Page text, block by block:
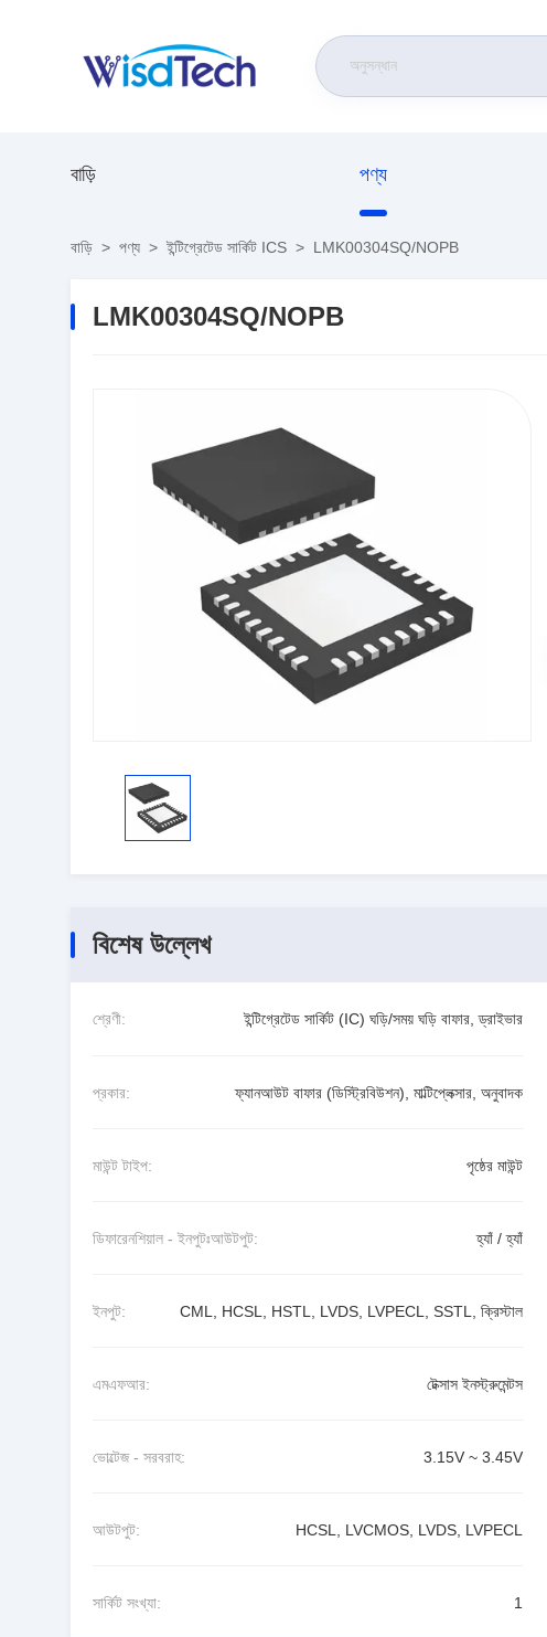
বাড়ি পণ্য
বাড়ি > পণ্য > ইন্টিগ্রেটেড সার্কিট ICS > LMK00304SQ/NOPB
LMK00304SQ/NOPB
বিশেষ উল্লেখ
শ্রেণী: ইন্টিগ্রেটেড সার্কিট (IC) ঘড়ি/সময় ঘড়ি বাফার, ড্রাইভার
প্রকার: ফ্যানআউট বাফার (ডিস্ট্রিবিউশন), মাল্টিপ্লেক্সার, অনুবাদক
মাউন্ট টাইপ: পৃষ্ঠের মাউন্ট
ডিফারেনশিয়াল - ইনপুটঃআউটপুট: হ্যাঁ / হ্যাঁ
ইনপুট: CML, HCSL, HSTL, LVDS, LVPECL, SSTL, ক্রিস্টাল
এমএফআর: টেক্সাস ইনস্ট্রুমেন্টস
ভোল্টেজ - সরবরাহ: 3.15V ~ 3.45V
আউটপুট: HCSL, LVCMOS, LVDS, LVPECL
সার্কিট সংখ্যা: 1